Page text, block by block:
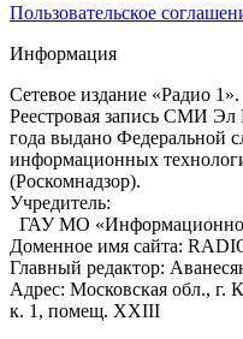
Пользовательское
Информация
Сетевое издание «Радио 1».
Реестровая запись СМИ
года выдано Федеральной
информационных
(Роскомнадзор).
Учредитель:
ГАУ МО «Информационное
Доменное имя сайта:
Главный редактор:
Адрес: Московская обл., г.
к. 1, помещ. XXIII